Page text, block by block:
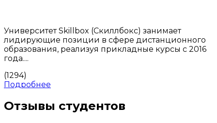
Университет Skillbox (Скиллбокс) занимает
лидирующие позиции в сфере дистанционного
образования, реализуя прикладные курсы с 2016
года....
(1294)
Подробнее
Отзывы студентов